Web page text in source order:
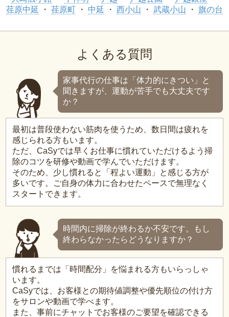
荏原中延
荏原町 中延 西小山 武蔵小山 旗の台
よくある質問
家事代行の仕事は「体力的にきつい」と
聞きますが、運動が苦手でも大丈夫です
か？
最初は普段使わない筋肉を使うため、数日間は疲れを
感じられる方もいます。
ただ、CaSyでは早くお仕事に慣れていただけるよう掃
除のコツを研修や動画で学んでいただけます。
そのため、少し慣れると「程よい運動」と感じる方が
多いです。ご自身の体力に合わせたペースで無理なく
スタートできます。
時間内に掃除が終わるか不安です。もし
終わらなかったらどうなりますか？
慣れるまでは「時間配分」を悩まれる方もいらっしゃ
います。
CaSyでは、お客様との期待値調整や優先順位の付け方
をサロンや動画で学べます。
また、事前にチャットでお客様のご要望を確認できる